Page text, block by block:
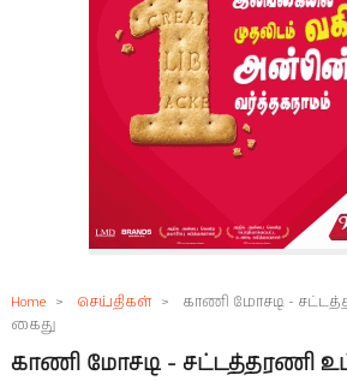
Home > செய்திகள் >
காணி மோசடி -
கைது
காணி மோசடி - சட்டத்தரணி